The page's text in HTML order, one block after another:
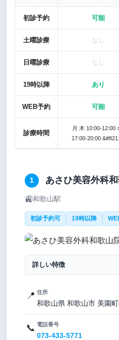
初診予約 可能
土曜診療 なし
日曜診療 なし
19時以降 あり
WEB予約 可能
診療時間
月 木 10:00-12:00
17:00-20:00
1 あさひ美容外科
🚉和歌山駅
初診予約可 19時以降
詳しい特徴
📍 住所
和歌山県 和歌山市 美園
📞 電話番号
073-433-5771